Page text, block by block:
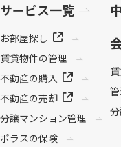
サービス一覧
お部屋探し
賃貸物件の管理
不動産の購入
不動産の売却
分譲マンション管理
ポラスの保険